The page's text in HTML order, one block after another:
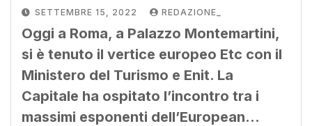
SETTEMBRE 15, 2022 REDAZIONE_
Oggi a Roma, a Palazzo Montemartini,
si è tenuto il vertice europeo Etc con il
Ministero del Turismo e Enit. La
Capitale ha ospitato l’incontro tra i
massimi esponenti dell’European…